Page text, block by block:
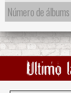
Número de álbums
Ultimo